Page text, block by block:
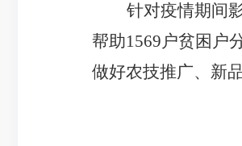
针对疫情期间
帮助1569户贫困户
做好农技推广、新